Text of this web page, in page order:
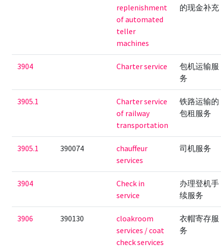
replenishment
of automated
teller
machines
的现金补充
3904 Charter service
包机运输服
务
3905.1
Charter service
of railway
transportation
铁路运输的
包租服务
3905.1 390074
chauffeur
services
司机服务
3904
Check in
service
办理登机手
续服务
3906 390130
cloakroom
services / coat
check services
衣帽寄存服
务